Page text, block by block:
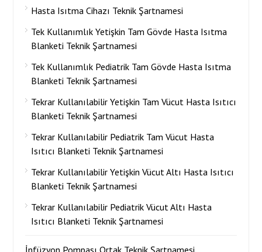
Hasta Isıtma Cihazı Teknik Şartnamesi
Tek Kullanımlık Yetişkin Tam Gövde Hasta Isıtma
Blanketi Teknik Şartnamesi
Tek Kullanımlık Pediatrik Tam Gövde Hasta Isıtma
Blanketi Teknik Şartnamesi
Tekrar Kullanılabilir Yetişkin Tam Vücut Hasta Isıtıcı
Blanketi Teknik Şartnamesi
Tekrar Kullanılabilir Pediatrik Tam Vücut Hasta
Isıtıcı Blanketi Teknik Şartnamesi
Tekrar Kullanılabilir Yetişkin Vücut Altı Hasta Isıtıcı
Blanketi Teknik Şartnamesi
Tekrar Kullanılabilir Pediatrik Vücut Altı Hasta
Isıtıcı Blanketi Teknik Şartnamesi
İnfüzyon Pompası Ortak Teknik Şartnamesi